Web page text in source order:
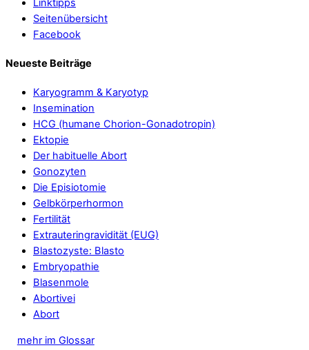
Linktipps
Seitenübersicht
Facebook
Neueste Beiträge
Karyogramm & Karyotyp
Insemination
HCG (humane Chorion-Gonadotropin)
Ektopie
Der habituelle Abort
Gonozyten
Die Episiotomie
Gelbkörperhormon
Fertilität
Extrauteringravidität (EUG)
Blastozyste: Blasto
Embryopathie
Blasenmole
Abortivei
Abort
mehr im Glossar